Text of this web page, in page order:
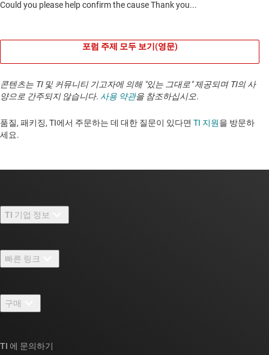
포럼 주제 모두 보기(영문)
콘텐츠는 TI 및 커뮤니티 기고자에 의해 "있는 그대로" 제공되며 TI의 사
양으로 간주되지 않습니다. 사용 약관을 참조하십시오.
품질, 패키징, TI에서 주문하는 데 대한 질문이 있다면 TI 지원을 방문하
세요. ​​​​​​​​​​​​​​
TI 기업 정보
채용
뉴스룸
이벤트
빠른 링크
TI E2E™ 설계 지원 포럼
대체품 검색
구매
TI 에 문의하기